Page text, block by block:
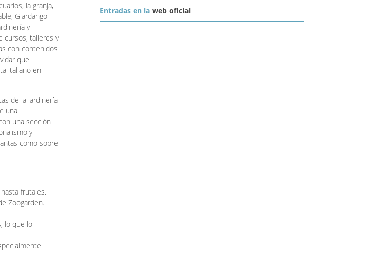
la granja,
Giardango
y
cursos, talleres y
con contenidos
que
italiano en
de la jardinería
una
una sección
y
como sobre
frutales.
Zoogarden.
lo que lo
Entradas en la web oficial